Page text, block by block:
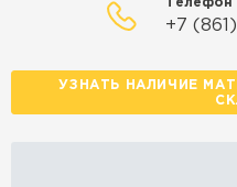
Телефон
+7
УЗНАТЬ НАЛИЧИЕ